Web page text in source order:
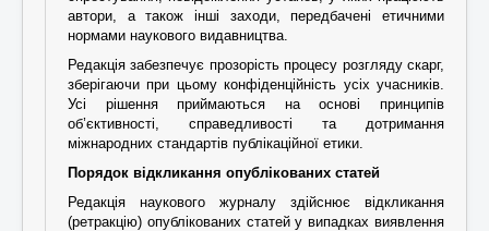
автори, а також інші заходи, передбачені етичними
нормами наукового видавництва.
Редакція забезпечує прозорість процесу розгляду скарг,
зберігаючи при цьому конфіденційність усіх учасників.
Усі рішення приймаються на основі принципів
об’єктивності, справедливості та дотримання
міжнародних стандартів публікаційної етики.
Порядок відкликання опублікованих статей
Редакція наукового журналу здійснює відкликання
(ретракцію) опублікованих статей у випадках виявлення